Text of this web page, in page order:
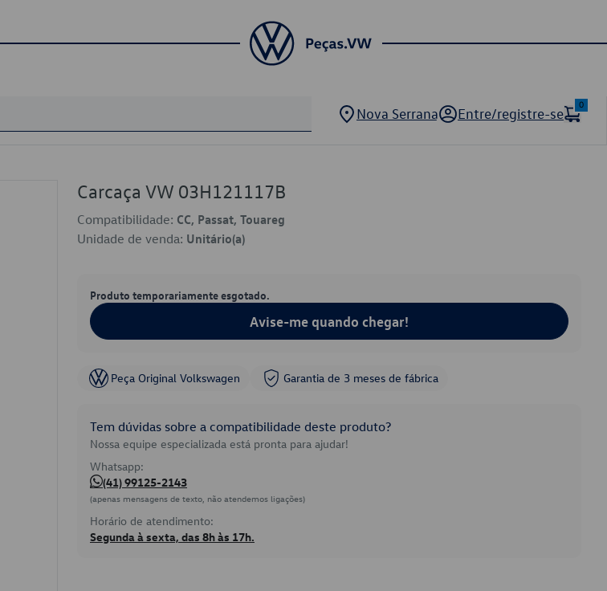
Nova Serrana Entre/registre-se
0
Carcaça VW 03H121117B
Compatibilidade: CC, Passat, Touareg
Unidade de venda: Unitário(a)
Produto temporariamente esgotado.
Avise-me quando chegar!
Peça Original Volkswagen Garantia de 3 meses de fábrica
Tem dúvidas sobre a compatibilidade deste produto?
Nossa equipe especializada está pronta para ajudar!
Whatsapp:
(41) 99125-2143
(apenas mensagens de texto, não atendemos ligações)
Horário de atendimento:
Segunda à sexta, das 8h às 17h.